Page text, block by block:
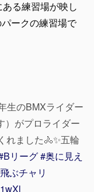
る練習場が映し
ークの練習場で
生のBMXライダー
）がプロライダー
れました🚴✨五輪
リーグ#奥に見え
ぶチャリ